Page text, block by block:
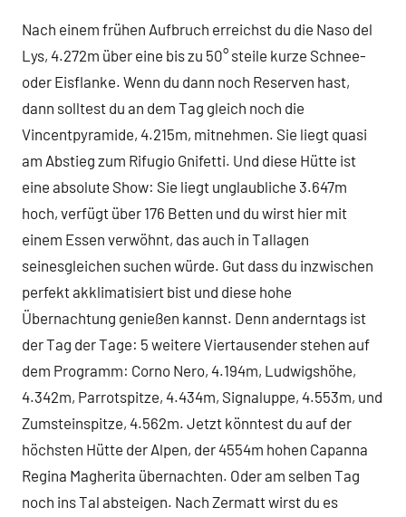
Nach einem frühen Aufbruch erreichst du die Naso del
Lys, 4.272m über eine bis zu 50° steile kurze Schnee-
oder Eisflanke. Wenn du dann noch Reserven hast,
dann solltest du an dem Tag gleich noch die
Vincentpyramide, 4.215m, mitnehmen. Sie liegt quasi
am Abstieg zum Rifugio Gnifetti. Und diese Hütte ist
eine absolute Show: Sie liegt unglaubliche 3.647m
hoch, verfügt über 176 Betten und du wirst hier mit
einem Essen verwöhnt, das auch in Tallagen
seinesgleichen suchen würde. Gut dass du inzwischen
perfekt akklimatisiert bist und diese hohe
Übernachtung genießen kannst. Denn anderntags ist
der Tag der Tage: 5 weitere Viertausender stehen auf
dem Programm: Corno Nero, 4.194m, Ludwigshöhe,
4.342m, Parrotspitze, 4.434m, Signaluppe, 4.553m, und
Zumsteinspitze, 4.562m. Jetzt könntest du auf der
höchsten Hütte der Alpen, der 4554m hohen Capanna
Regina Magherita übernachten. Oder am selben Tag
noch ins Tal absteigen. Nach Zermatt wirst du es